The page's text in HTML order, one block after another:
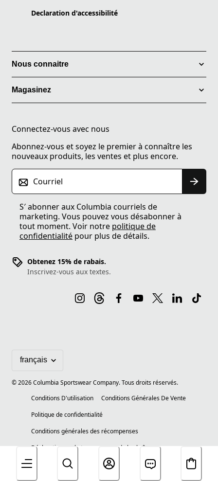
Declaration d'accessibilité
Nous connaitre
Magasinez
Connectez-vous avec nous
Abonnez-vous et soyez le premier à connaître les
nouveaux produits, les ventes et plus encore.
Courriel
S′ abonner aux Columbia courriels de
marketing. Vous pouvez vous désabonner à
tout moment. Voir notre politique de
confidentialité pour plus de détails.
Obtenez 15% de rabais.
Inscrivez-vous aux textes.
©2026Columbia Sportswear Company. Tous droits réservés.
Conditions D'utilisation
Conditions Générales De Vente
Politique de confidentialité
Conditions générales des récompenses
Déclaration sur la transparence de la chaîne
d'approvisionnement